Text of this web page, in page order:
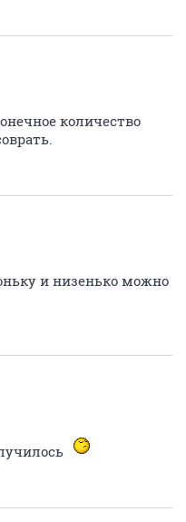
количество
и низенько можно